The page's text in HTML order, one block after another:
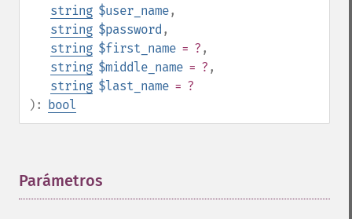
string $user_name,
string $password ,
string $first_name = ? ,
string $middle_name = ? ,
string $last_name = ?
): bool
Parámetros